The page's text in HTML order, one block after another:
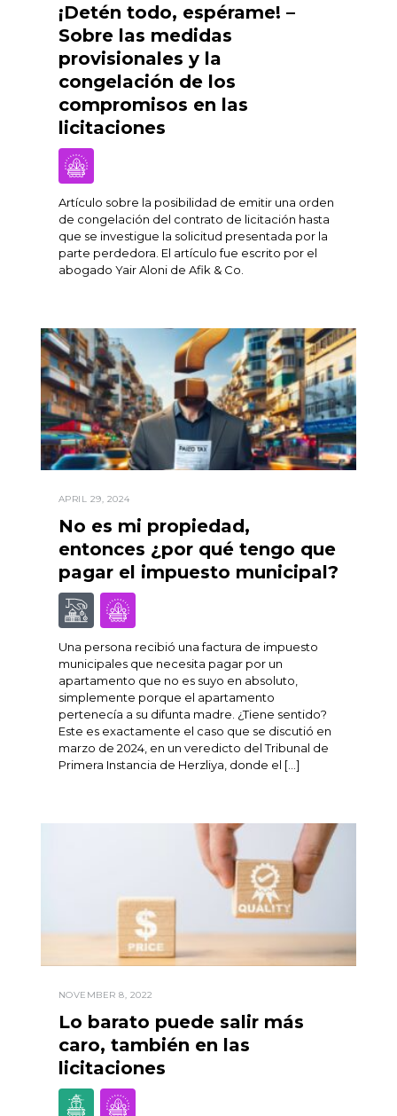
¡Detén todo, espérame! –
Sobre las medidas
provisionales y la
congelación de los
compromisos en las
licitaciones
Artículo sobre la posibilidad de emitir una orden
de congelación del contrato de licitación hasta
que se investigue la solicitud presentada por la
parte perdedora. El artículo fue escrito por el
abogado Yair Aloni de Afik & Co.
APRIL 29, 2024
No es mi propiedad,
entonces ¿por qué tengo que
pagar el impuesto municipal?
Una persona recibió una factura de impuesto
municipales que necesita pagar por un
apartamento que no es suyo en absoluto,
simplemente porque el apartamento
pertenecía a su difunta madre. ¿Tiene sentido?
Este es exactamente el caso que se discutió en
marzo de 2024, en un veredicto del Tribunal de
Primera Instancia de Herzliya, donde el […]
NOVEMBER 8, 2022
Lo barato puede salir más
caro, también en las
licitaciones